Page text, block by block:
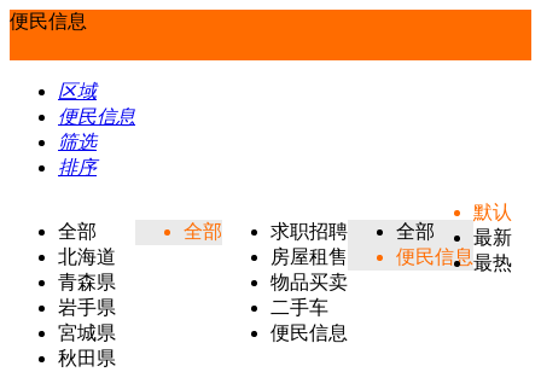
便民信息
区域
便民信息
筛选
排序
全部
北海道
青森県
岩手県
宮城県
秋田県
全部
求职招聘
房屋租售
物品买卖
二手车
便民信息
全部
便民信息
默认
最新
最热